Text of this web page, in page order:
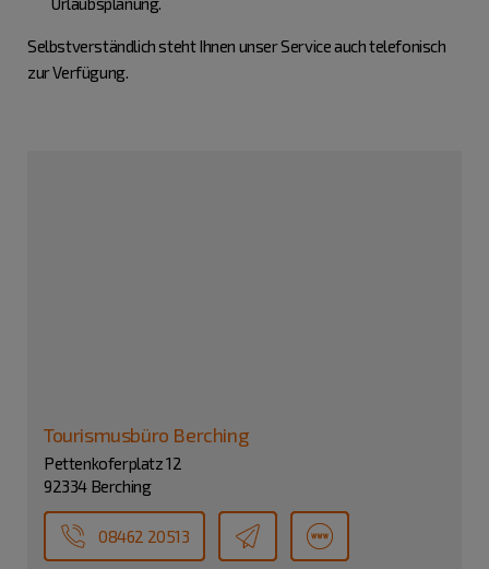
Selbstverständlich steht Ihnen unser Service auch telefonisch
zur Verfügung.
Tourismusbüro Berching
Pettenkoferplatz 12
92334 Berching
08462 20513